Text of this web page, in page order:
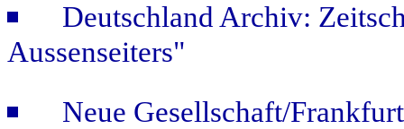
Deutschland Archiv:
Aussenseiters"
Neue Gesellschaft/